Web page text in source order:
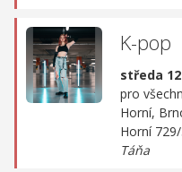
K-pop
středa
pro
Horní,
Horní
Táňa